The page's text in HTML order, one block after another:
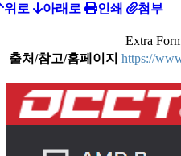
위로 아래로 인쇄 첨부
Extra
출처/참고/홈페이지 https://